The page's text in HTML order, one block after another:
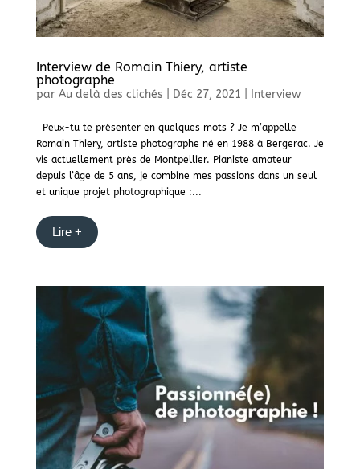
Interview de Romain Thiery, artiste
photographe
par Au delà des clichés Déc 27, 2021 Interview
Peux-tu te présenter en quelques mots ? Je m’appelle
Romain Thiery, artiste photographe né en 1988 à Bergerac. Je
vis actuellement près de Montpellier. Pianiste amateur
depuis l’âge de 5 ans, je combine mes passions dans un seul
et unique projet photographique :...
Lire +